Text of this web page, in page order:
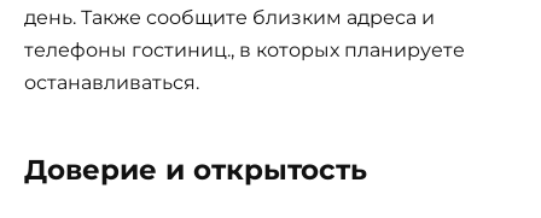
день. Также сообщите близким адреса и
телефоны гостиниц., в которых планируете
останавливаться.
Доверие и открытость